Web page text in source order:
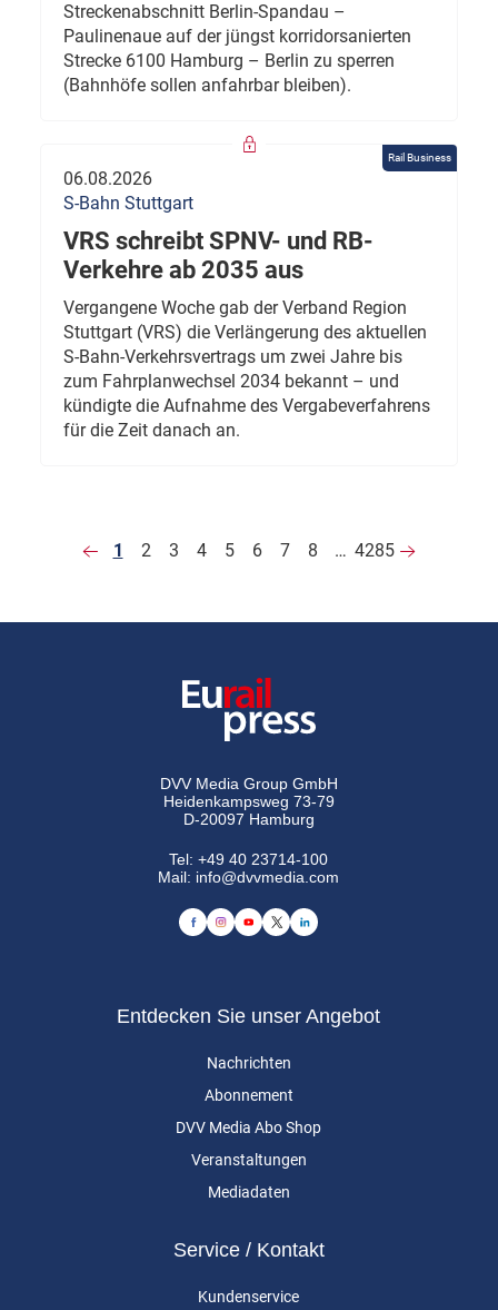
Streckenabschnitt Berlin-Spandau –
Paulinenaue auf der jüngst korridorsanierten
Strecke 6100 Hamburg – Berlin zu sperren
(Bahnhöfe sollen anfahrbar bleiben).
Rail Business
06.08.2026
S-Bahn Stuttgart
VRS schreibt SPNV- und RB-
Verkehre ab 2035 aus
Vergangene Woche gab der Verband Region
Stuttgart (VRS) die Verlängerung des aktuellen
S-Bahn-Verkehrsvertrags um zwei Jahre bis
zum Fahrplanwechsel 2034 bekannt – und
kündigte die Aufnahme des Vergabeverfahrens
für die Zeit danach an.
1 2 3 4 5 6 7 8 … 4285
DVV Media Group GmbH
Heidenkampsweg 73-79
D-20097 Hamburg
Tel:+49 40 23714-100
Mail: info@dvvmedia.com
Entdecken Sie unser Angebot
Nachrichten
Abonnement
DVV Media Abo Shop
Veranstaltungen
Mediadaten
Service / Kontakt
Kundenservice